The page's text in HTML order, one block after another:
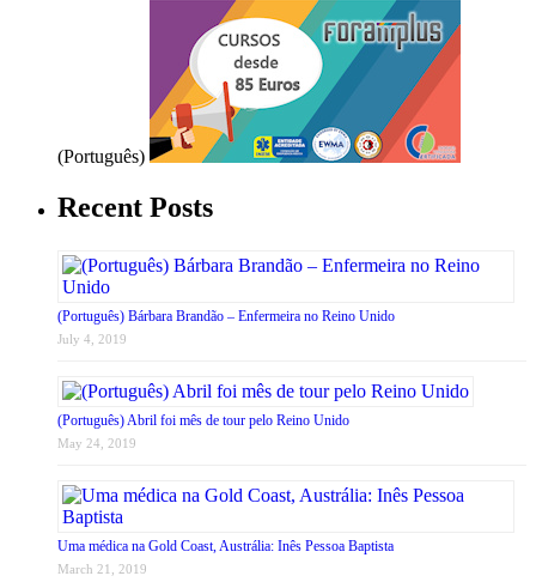
(Português)
Recent Posts
(Português) Bárbara Brandão – Enfermeira no Reino Unido
July 4, 2019
(Português) Abril foi mês de tour pelo Reino Unido
May 24, 2019
Uma médica na Gold Coast, Austrália: Inês Pessoa Baptista
March 21, 2019